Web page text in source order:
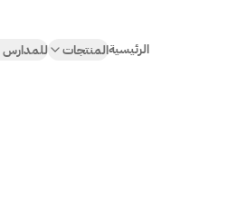
الرئيسيةالمنتجات للمدارس